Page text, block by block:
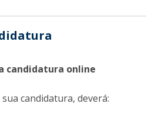
candidatura online
candidatura, deverá: